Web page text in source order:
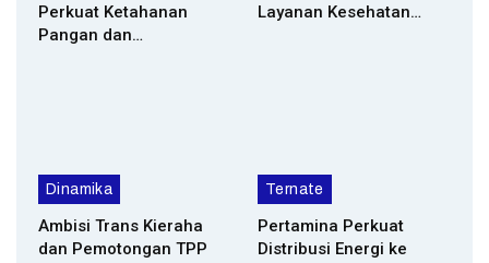
Perkuat Ketahanan
Pangan dan…
Layanan Kesehatan…
Dinamika
Ambisi Trans Kieraha
dan Pemotongan TPP
Ternate
Pertamina Perkuat
Distribusi Energi ke